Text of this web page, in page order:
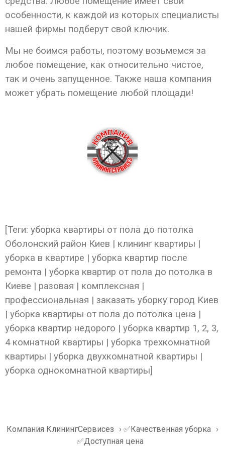
особенности, к каждой из которых специалисты
нашей фирмы подберут свой ключик.
Мы не боимся работы, поэтому возьмемся за
любое помещение, как относительно чистое,
так и очень запущенное. Также наша компания
может убрать помещение любой площади!
[Теги: уборка квартиры от пола до потолка
Оболонский район Киев | клининг квартиры |
уборка в квартире | уборка квартир после
ремонта | уборка квартир от пола до потолка в
Киеве | разовая | комплексная |
профессиональная | заказать уборку город Киев
| уборка квартиры от пола до потолка цена |
уборка квартир недорого | уборка квартир 1, 2, 3,
4 комнатной квартиры | уборка трехкомнатной
квартиры | уборка двухкомнатной квартиры |
уборка однокомнатной квартиры]
Компания КлинингСервисез › ✅Качественная уборка ›
✅Доступная цена